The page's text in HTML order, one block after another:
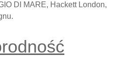
DI MARE, Hackett London,